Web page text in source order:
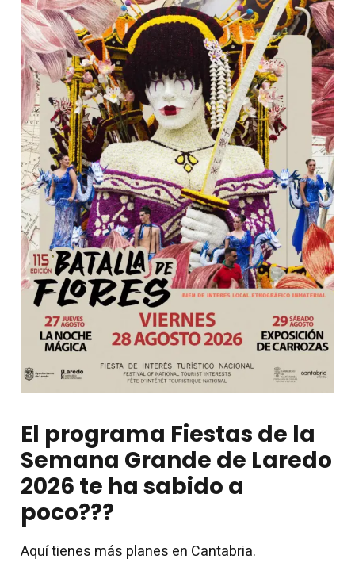
El programa Fiestas de la
Semana Grande de Laredo
2026 te ha sabido a
poco???
Aquí tienes más planes en Cantabria.